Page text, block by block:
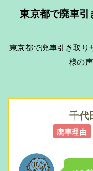
東京都で廃車
東京都で廃車引き取り
様の
千代
廃車理由